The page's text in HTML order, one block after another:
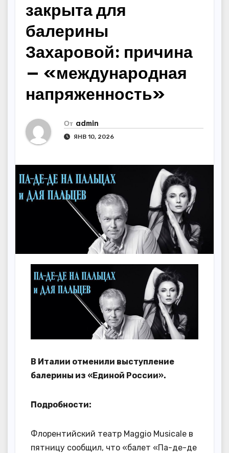
закрыта для
балерины
Захаровой: причина
— «международная
напряженность»
От admin
ЯНВ 10, 2026
В Италии отменили выступление
балерины из «Единой России».
Подробности:
Флорентийский театр Maggio Musicale в
пятницу сообщил, что «балет «Па-де-де